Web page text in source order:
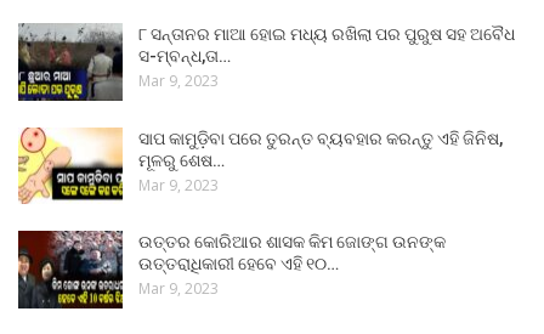
୮ ସନ୍ତାନର ମାଆ ହୋଇ ମଧ୍ୟ ରଖିଲା ପର ପୁରୁଷ ସହ ଅବୈଧ
ସ-ମ୍ବନ୍ଧ,ତା…
Mar 9, 2023
ସାପ କାମୁଡ଼ିବା ପରେ ତୁରନ୍ତ ବ୍ୟବହାର କରନ୍ତୁ ଏହି ଜିନିଷ,
ମୂଳରୁ ଶେଷ…
Mar 9, 2023
ଉତ୍ତର କୋରିଆର ଶାସକ କିମ ଜୋଙ୍ଗ ଉନଙ୍କ
ଉତ୍ତରାଧିକାରୀ ହେବେ ଏହି ୧୦…
Mar 9, 2023